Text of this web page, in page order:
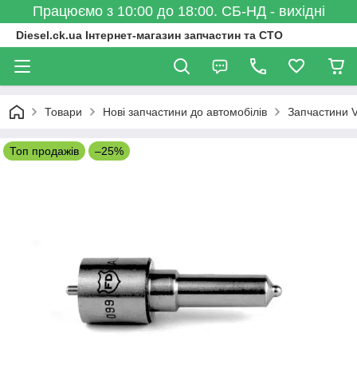
Працюємо з 10:00 до 18:00. СБ-НД - вихідні
Diesel.ck.ua Інтернет-магазин запчастин та СТО
Товари Нові запчастини до автомобілів Запчастини
Топ продажів –25%